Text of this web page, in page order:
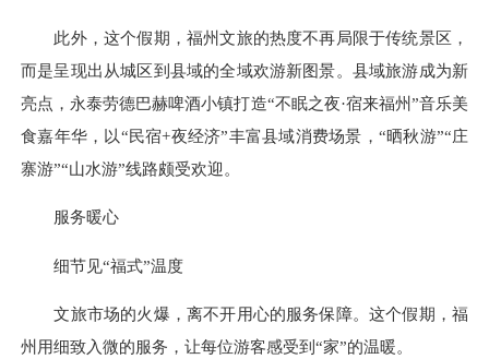
此外，这个假期，福州文旅的热度不再局限于传统景区，
而是呈现出从城区到县域的全域欢游新图景。县域旅游成为新
亮点，永泰劳德巴赫啤酒小镇打造“不眠之夜·宿来福州”音乐美
食嘉年华，以“民宿+夜经济”丰富县域消费场景，“晒秋游”“庄
寨游”“山水游”线路颇受欢迎。
服务暖心
细节见“福式”温度
文旅市场的火爆，离不开用心的服务保障。这个假期，福
州用细致入微的服务，让每位游客感受到“家”的温暖。